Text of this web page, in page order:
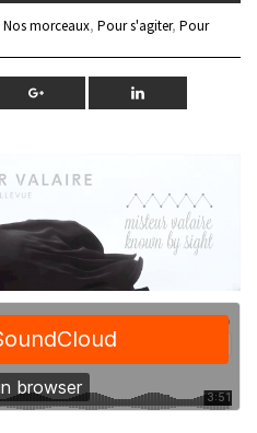
Nos morceaux, Pour s'agiter, Pour